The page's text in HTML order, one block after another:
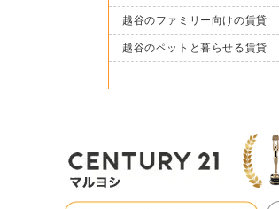
越谷のファミリー向けの賃貸
越谷のペットと暮らせる賃貸